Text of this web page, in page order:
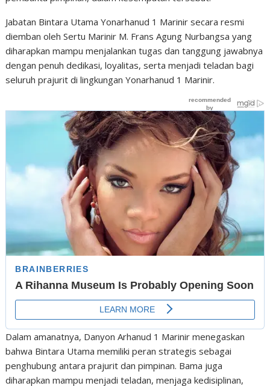
Jabatan Bintara Utama Yonarhanud 1 Marinir secara resmi
diemban oleh Sertu Marinir M. Frans Agung Nurbangsa yang
diharapkan mampu menjalankan tugas dan tanggung jawabnya
dengan penuh dedikasi, loyalitas, serta menjadi teladan bagi
seluruh prajurit di lingkungan Yonarhanud 1 Marinir.
Dalam amanatnya, Danyon Arhanud 1 Marinir menegaskan
bahwa Bintara Utama memiliki peran strategis sebagai
penghubung antara prajurit dan pimpinan. Bama juga
diharapkan mampu menjadi teladan, menjaga kedisiplinan,